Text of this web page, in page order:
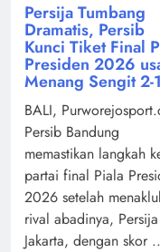
Persija Tumbang
Dramatis, Persib
Kunci Tiket Final
Presiden 2026
Menang Sengit 2-1
BALI,
Persib Bandung
memastikan langkah
partai final Piala
2026 setelah
rival abadinya, Persija
Jakarta, dengan skor